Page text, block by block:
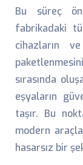
Bu süreç
fabrikadaki
cihazların
sırasında
eşyaların
taşır. Bu
modern
hasarsız bir